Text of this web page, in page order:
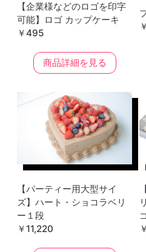
【企業様などのロゴを印字
可能】ロゴ カップケーキ
￥495
商品詳細を見る
【パーティー用大型サイ
ズ】ハート・ショコラベリ
ー１段
￥11,220